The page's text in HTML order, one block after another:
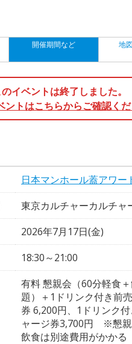
開催期間など 地
イベントは終了しました。
ントはこちらからご確認くだ
日本マンホール蓋アワー
東京カルチャーカルチャ
2026年7月17日(金)
18:30～21:00
有料 懇親会（60分軽食
題）＋1ドリンク付き前
券 6,200円、1ドリンク
ャージ券3,700円 ※懇
飲食は別途費用がかかる